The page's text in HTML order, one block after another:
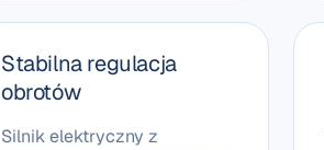
Stabilna regulacja
obrotów
Silnik elektryczny z